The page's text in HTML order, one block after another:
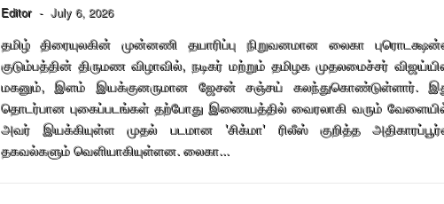
Editor - July 6, 2026
தமிழ் திரையுலகின் முன்னணி தயாரிப்பு நிறுவனமான லைகா
குடும்பத்தின் திருமண விழாவில், நடிகர் மற்றும் தமிழக முதலமைச்சர்
மகனும், இளம் இயக்குனருமான ஜேசன் சஞ்சய் கலந்துகொண்டுள்ளார்.
தொடர்பான புகைப்படங்கள் தற்போது இணையத்தில் வைரலாகி வரும்
அவர் இயக்கியுள்ள முதல் படமான 'சிக்மா' ரிலீஸ் குறித்த
தகவல்களும் வெளியாகியுள்ளன. லைகா...